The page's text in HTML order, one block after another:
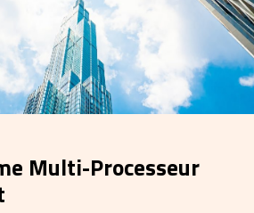
Multi-Processeur